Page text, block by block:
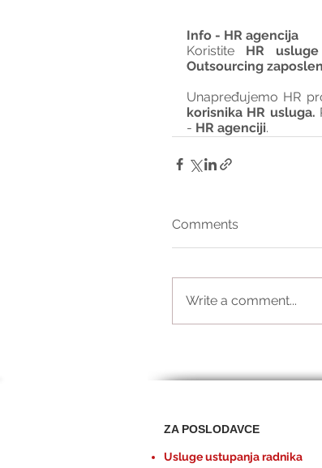
Info - HR agencija
Koristite HR
Outsourcing
Unapređujemo HR
korisnika HR usluga.
- HR agenciji.
Comments
Write a comment...
ZA POSLODAVCE
Usluge ustupanja radnika